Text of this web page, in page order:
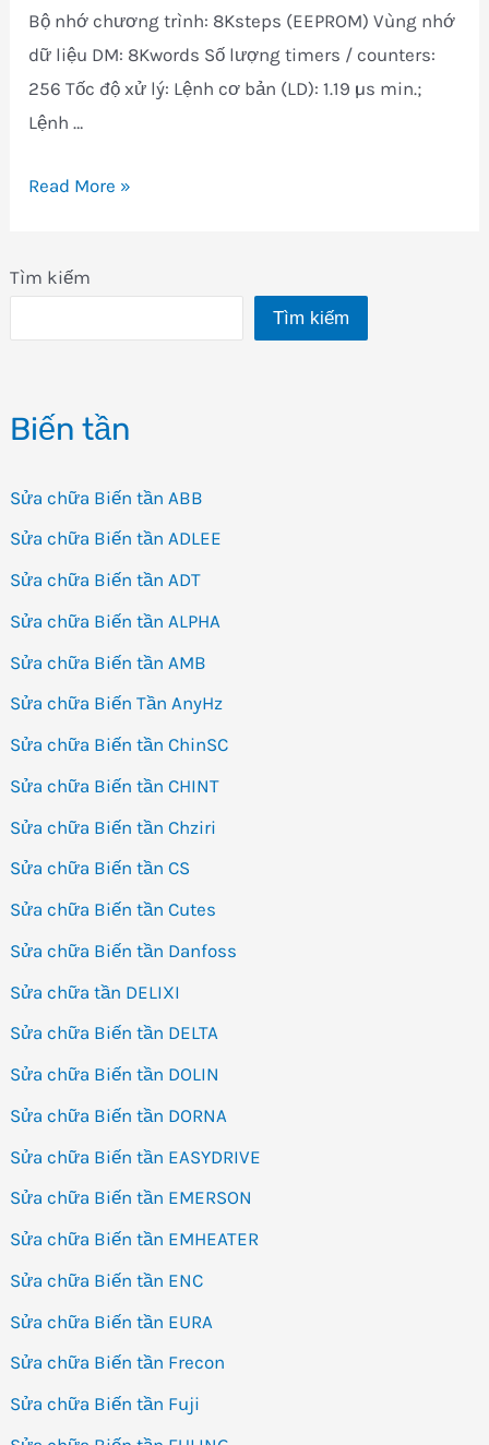
Tìm kiếm
Tìm kiếm
Biến tần
Sửa chữa Biến tần ABB
Sửa chữa Biến tần ADLEE
Sửa chữa Biến tần ADT
Sửa chữa Biến tần ALPHA
Sửa chữa Biến tần AMB
Sửa chữa Biến Tần AnyHz
Sửa chữa Biến tần ChinSC
Sửa chữa Biến tần CHINT
Sửa chữa Biến tần Chziri
Sửa chữa Biến tần CS
Sửa chữa Biến tần Cutes
Sửa chữa Biến tần Danfoss
Sửa chữa tần DELIXI
Sửa chữa Biến tần DELTA
Sửa chữa Biến tần DOLIN
Sửa chữa Biến tần DORNA
Sửa chữa Biến tần EASYDRIVE
Sửa chữa Biến tần EMERSON
Sửa chữa Biến tần EMHEATER
Sửa chữa Biến tần ENC
Sửa chữa Biến tần EURA
Sửa chữa Biến tần Frecon
Sửa chữa Biến tần Fuji
Bộ nhớ chương trình: 8Ksteps (EEPROM) Vùng nhớ
dữ liệu DM: 8Kwords Số lượng timers / counters:
256 Tốc độ xử l‎ý: Lệnh cơ bản (LD): 1.19 µs min.;
Lệnh …
CP1E-
Read More »